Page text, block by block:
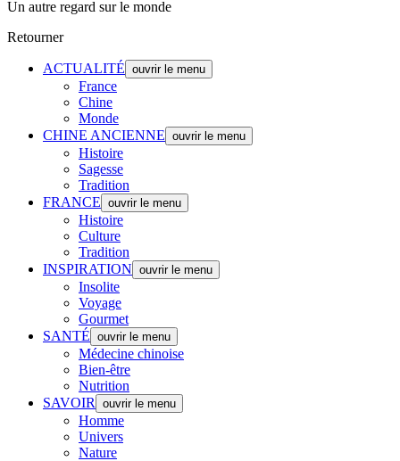
Un autre regard sur le monde
Retourner
ACTUALITÉ ouvrir le menu
France
Chine
Monde
CHINE ANCIENNE ouvrir le menu
Histoire
Sagesse
Tradition
FRANCE ouvrir le menu
Histoire
Culture
Tradition
INSPIRATION ouvrir le menu
Insolite
Voyage
Gourmet
SANTÉ ouvrir le menu
Médecine chinoise
Bien-être
Nutrition
SAVOIR
ouvrir le menu
Homme
Univers
Nature